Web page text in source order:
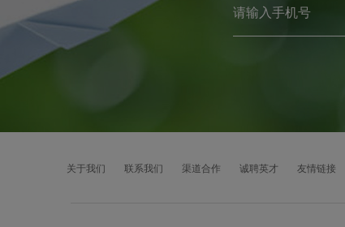
关于我们 联系我们 渠道合作 诚聘英才 友情链接